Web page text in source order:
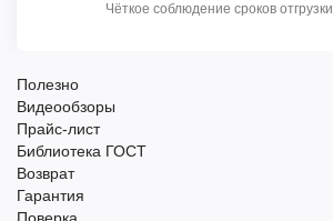
Чёткое соблюдение сроков отгрузки
Полезно
Видеообзоры
Прайс-лист
Библиотека ГОСТ
Возврат
Гарантия
Поверка